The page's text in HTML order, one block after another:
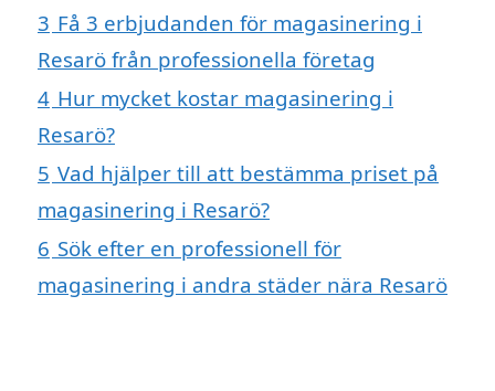
3 Få 3 erbjudanden för magasinering i
Resarö från professionella företag
4 Hur mycket kostar magasinering i
Resarö?
5 Vad hjälper till att bestämma priset på
magasinering i Resarö?
6 Sök efter en professionell för
magasinering i andra städer nära Resarö